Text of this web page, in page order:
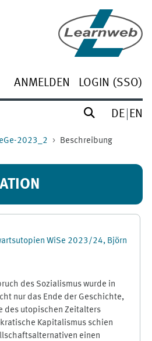
ANMELDEN LOGIN (SSO)
DE EN
2023_2 Beschreibung
WiSe 2023/24, Björn
des Sozialismus wurde in
nur das Ende der Geschichte,
des utopischen Zeitalters
Kapitalismus schien
einen